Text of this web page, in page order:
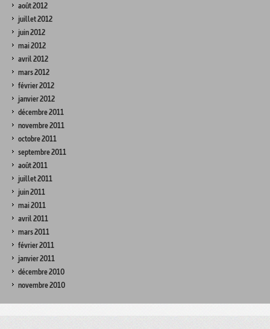
août 2012
juillet 2012
juin 2012
mai 2012
avril 2012
mars 2012
février 2012
janvier 2012
décembre 2011
novembre 2011
octobre 2011
septembre 2011
août 2011
juillet 2011
juin 2011
mai 2011
avril 2011
mars 2011
février 2011
janvier 2011
décembre 2010
novembre 2010